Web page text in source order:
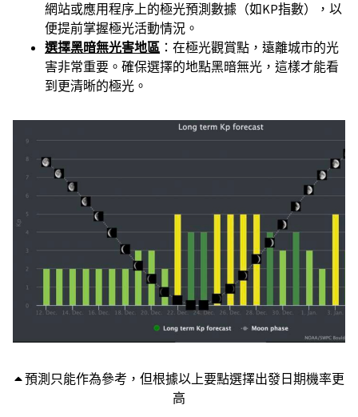
網站或應用程序上的極光預測數據（如KP指數），以
便提前掌握極光活動情況。
選擇黑暗無光害地區 ：在極光觀賞點，遠離城市的光
害非常重要。確保選擇的地點黑暗無光，這樣才能看
到更清晰的極光。
預測只能作為參考，但根據以上要點選擇出發日期機率更
高